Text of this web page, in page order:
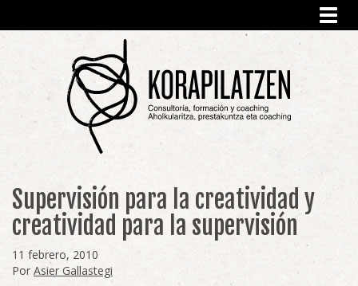
Supervisión para la creatividad y
creatividad para la supervisión
11 febrero, 2010
Por Asier Gallastegi